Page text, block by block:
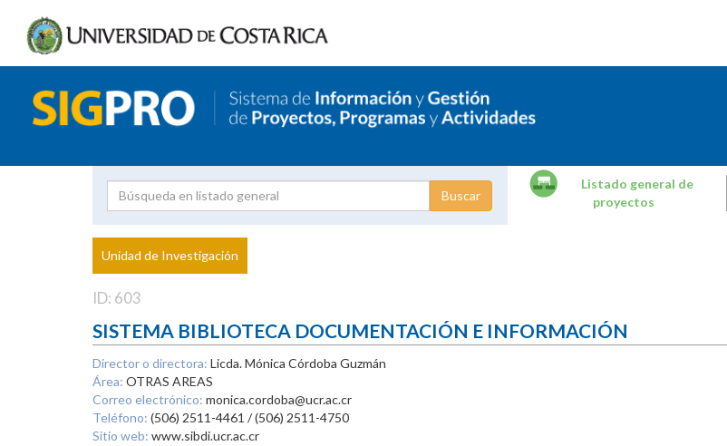
Proyecto
Investigador
Listado general de
proyectos
Unidad de Investigación
ID: 603
SISTEMA BIBLIOTECA DOCUMENTACIÓN E INFORMACIÓN
Director o directora: Licda. Mónica Córdoba Guzmán
Área: OTRAS AREAS
Correo electrónico: monica.cordoba@ucr.ac.cr
Teléfono: (506) 2511-4461 / (506) 2511-4750
Sitio web: www.sibdi.ucr.ac.cr